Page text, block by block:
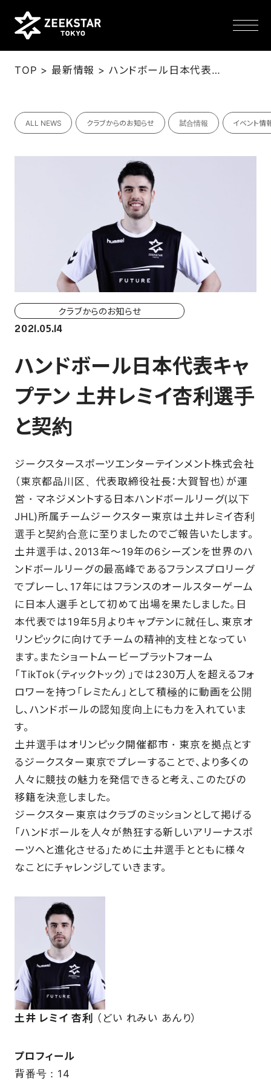
NEWS
TEAM
TICKET
ホーム戦一覧
会場（座席・価格表）
チケット購入方法
各座席について
観戦ガイド
FAN CLUB
マイページはこちら
CSR
SCHOOL
PARTNERS
SHOP
CONTACT
お問い合わせ
CSRのご依頼
スクール体験・入会希望
FAQ
TOP > 最新情報 > ハンドボール日本代表キャプテン 土井レミイ杏利選手と契約
クラブからのお知らせ
2021.05.14
ハンドボール日本代表キャ
プテン 土井レミイ杏利選手
と契約
ジークスタースポーツエンターテインメント株式会社
（東京都品川区、代表取締役社長：大賀智也）が運
営・マネジメントする日本ハンドボールリーグ(以下
JHL)所属チームジークスター東京は土井レミイ杏利
選手と契約合意に至りましたのでご報告いたします。
土井選手は、2013年～19年の6シーズンを世界のハ
ンドボールリーグの最高峰であるフランスプロリーグ
でプレーし、17年にはフランスのオールスターゲーム
に日本人選手として初めて出場を果たしました。日
本代表では19年5月よりキャプテンに就任し、東京オ
リンピックに向けてチームの精神的支柱となってい
ます。またショートムービープラットフォーム
「TikTok（ティックトック）」では230万人を超えるフォ
ロワーを持つ「レミたん」として積極的に動画を公開
し、ハンドボールの認知度向上にも力を入れていま
す。
土井選手はオリンピック開催都市・東京を拠点とす
るジークスター東京でプレーすることで、より多くの
人々に競技の魅力を発信できると考え、このたびの
移籍を決意しました。
ジークスター東京はクラブのミッションとして掲げる
「ハンドボールを人々が熱狂する新しいアリーナスポ
ーツへと進化させる」ために土井選手とともに様々
なことにチャレンジしていきます。
土井 レミイ 杏利 （どい れみい あんり）
プロフィール
背番号：14
ALL NEWS クラブからのお知らせ 試合情報 イベント情